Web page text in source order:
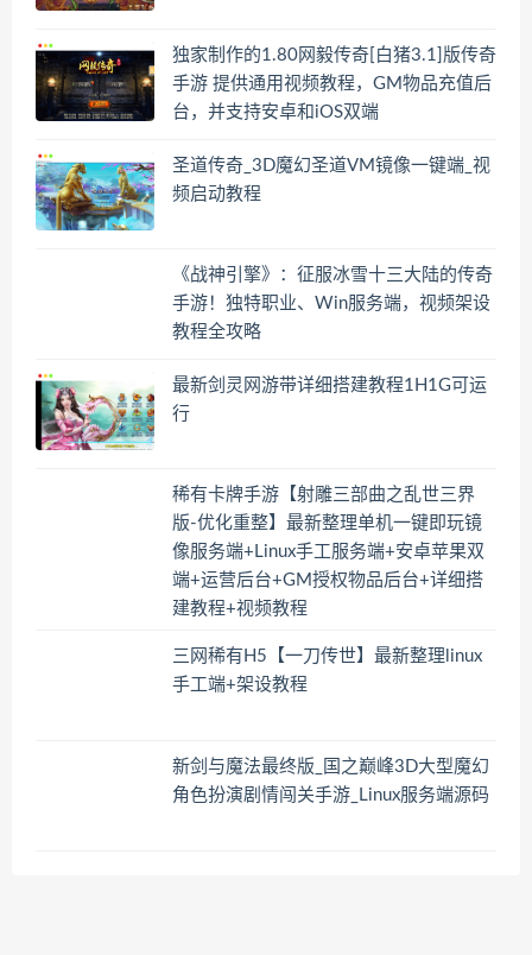
独家制作的1.80网毅传奇[白猪3.1]版传奇
手游 提供通用视频教程，GM物品充值后
台，并支持安卓和iOS双端
圣道传奇_3D魔幻圣道VM镜像一键端_视
频启动教程
《战神引擎》：征服冰雪十三大陆的传奇
手游！独特职业、Win服务端，视频架设
教程全攻略
最新剑灵网游带详细搭建教程1H1G可运
行
稀有卡牌手游【射雕三部曲之乱世三界
版-优化重整】最新整理单机一键即玩镜
像服务端+Linux手工服务端+安卓苹果双
端+运营后台+GM授权物品后台+详细搭
建教程+视频教程
三网稀有H5【一刀传世】最新整理linux
手工端+架设教程
新剑与魔法最终版_国之巅峰3D大型魔幻
角色扮演剧情闯关手游_Linux服务端源码